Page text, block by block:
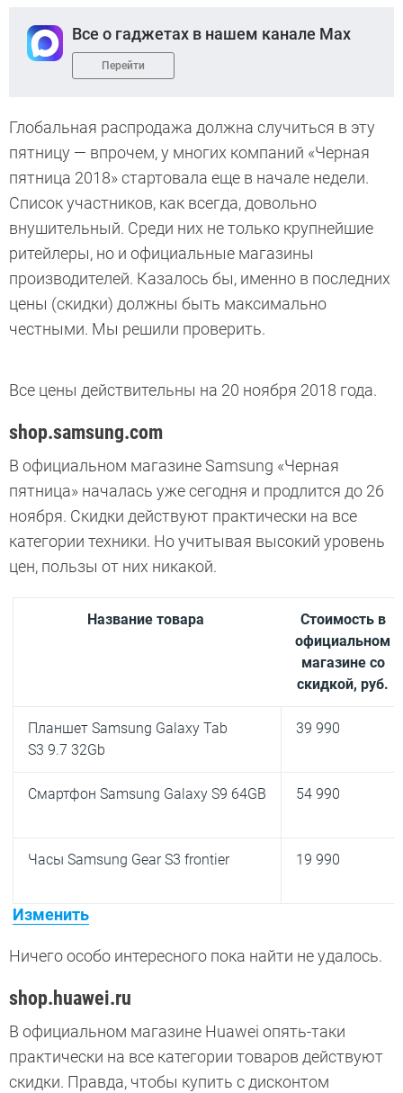
Все о гаджетах в нашем канале Max
Перейти
Глобальная распродажа должна случиться в эту
пятницу — впрочем, у многих компаний «Черная
пятница 2018» стартовала еще в начале недели.
Список участников, как всегда, довольно
внушительный. Среди них не только крупнейшие
ритейлеры, но и официальные магазины
производителей. Казалось бы, именно в последних
цены (скидки) должны быть максимально
честными. Мы решили проверить.
Все цены действительны на 20 ноября 2018 года.
shop.samsung.com
В официальном магазине Samsung «Черная
пятница» началась уже сегодня и продлится до 26
ноября. Скидки действуют практически на все
категории техники. Но учитывая высокий уровень
цен, пользы от них никакой.
Изменить
Название товара
Стоимость в
официальном
магазине со
скидкой, руб.
Планшет Samsung Galaxy Tab
S3 9.7 32Gb
39 990
Смартфон Samsung Galaxy S9 64GB 54 990
Часы Samsung Gear S3 frontier 19 990
Ничего особо интересного пока найти не удалось.
shop.huawei.ru
В официальном магазине Huawei опять-таки
практически на все категории товаров действуют
скидки. Правда, чтобы купить с дисконтом